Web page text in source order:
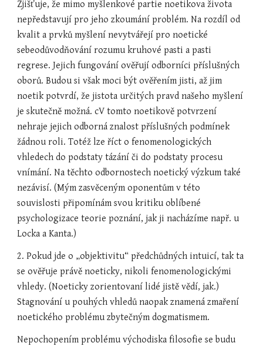
Zjišťuje, že mimo myšlenkové partie noetikova života
nepředstavují pro jeho zkoumání problém. Na rozdíl od
kvalit a prvků myšlení nevytvářejí pro noetické
sebeodůvodňování rozumu kruhové pasti a pasti
regrese. Jejich fungování ověřují odborníci příslušných
oborů. Budou si však moci být ověřením jisti, až jim
noetik potvrdí, že jistota určitých pravd našeho myšlení
je skutečně možná. cV tomto noetikově potvrzení
nehraje jejich odborná znalost příslušných podmínek
žádnou roli. Totéž lze říct o fenomenologických
vhledech do podstaty tázání či do podstaty procesu
vnímání. Na těchto odbornostech noetický výzkum také
nezávisí. (Mým zasvěceným oponentům v této
souvislosti připomínám svou kritiku oblíbené
psychologizace teorie poznání, jak ji nacházíme např. u
Locka a Kanta.)
2. Pokud jde o „objektivitu“ předchůdných intuicí, tak ta
se ověřuje právě noeticky, nikoli fenomenologickými
vhledy. (Noeticky zorientovaní lidé jistě vědí, jak.)
Stagnování u pouhých vhledů naopak znamená zmaření
noetického problému zbytečným dogmatismem.
Nepochopením problému východiska filosofie se budu